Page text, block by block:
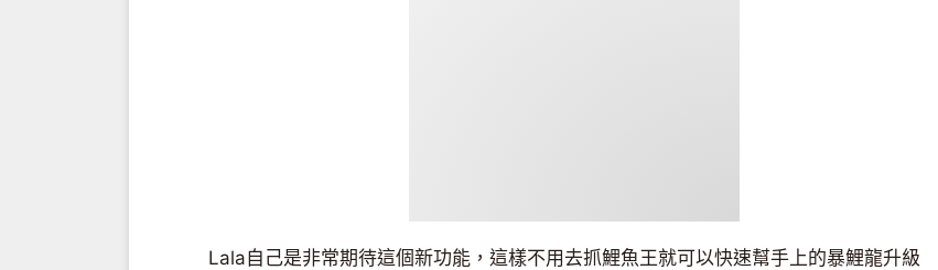
Lala自己是非常期待這個新功能，這樣不用去抓鯉魚王就可以快速幫手上的暴鯉龍升級